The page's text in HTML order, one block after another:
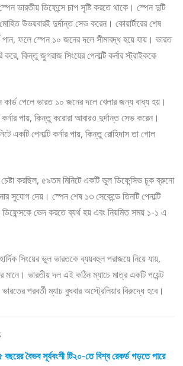
ভারতীয় ডিফেন্সে চাপ সৃষ্টি করতে থাকে। স্পেন দুটি
মোহিত উভয়বারই দুর্দান্ত সেভ করেন। কোয়ার্টারের শেষ
পান, ফলে স্পেন ১০ জনের দলে সীমাবদ্ধ হয়ে যায়। ভারত
কিন্তু জুগরাজ সিংয়ের পেনাল্টি কর্নার স্ট্রাইককে
কার্ড পেলে ভারত ১০ জনের দলে খেলার জন্য বাধ্য হয়।
পায়, কিন্তু করোরা আবারও দুর্দান্ত সেভ করেন।
একটি পেনাল্টি কর্নার পায়, কিন্তু রোহিদাস তা গোল
করছিল, ৫৯তম মিনিটে একটি ভুল ডিফেন্সিভ চূক ব্রুনো
সুযোগ দেয়। স্পেন শেষ ১৩ সেকেন্ডে তিনটি পেনাল্টি
ডিফেন্সকে ভেদ করতে ব্যর্থ হয় এবং নিয়মিত সময় ১-১ এ
সিংয়ের ভুল ভারতকে ব্যয়বহুল পরাজয়ে নিয়ে যায়,
ভারতীয় দল এই কঠিন ম্যাচে মাত্র একটি পয়েন্ট
পরবর্তী ম্যাচ বুধবার অস্ট্রেলিয়ার বিরুদ্ধে হবে।
বছরের বৈভব সূর্যবংশী টি২০-তে বিশ্ব রেকর্ড গড়তে পারে